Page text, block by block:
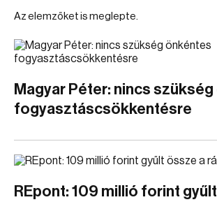
Az elemzőket is meglepte.
Magyar Péter: nincs
fogyasztáscsökkentésre
REpont: 109 millió forint